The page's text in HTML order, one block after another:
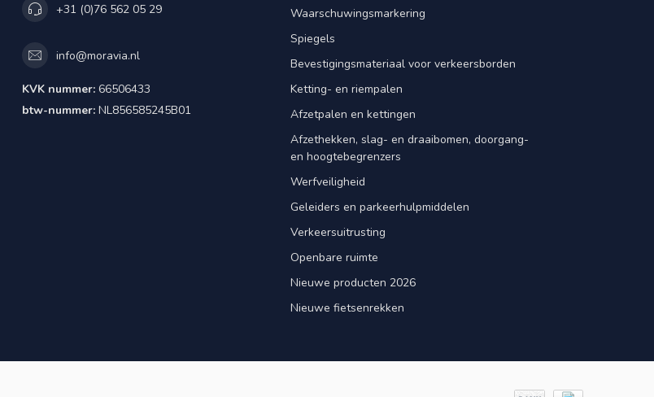
+31 (0)76 562 05 29
info@moravia.nl
KVK nummer: 66506433
btw-nummer: NL856585245B01
Waarschuwingsmarkering
Spiegels
Bevestigingsmateriaal voor verkeersborden
Ketting- en riempalen
Afzetpalen en kettingen
Afzethekken, slag- en draaibomen, doorgang-
en hoogtebegrenzers
Werfveiligheid
Geleiders en parkeerhulpmiddelen
Verkeersuitrusting
Openbare ruimte
Nieuwe producten 2026
Nieuwe fietsenrekken